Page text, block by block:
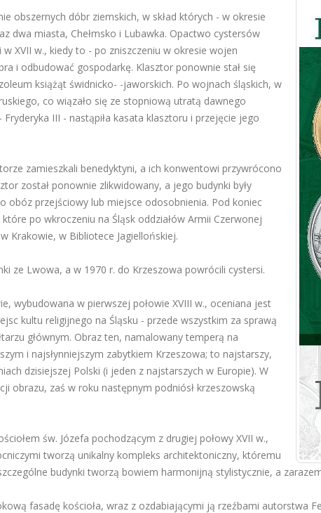
obszernych dóbr ziemskich, w skład których - w okresie
dwa miasta, Chełmsko i Lubawka. Opactwo cystersów
XVII w., kiedy to - po zniszczeniu w okresie wojen
i odbudować gospodarkę. Klasztor ponownie stał się
książąt świdnicko- -jaworskich. Po wojnach śląskich, w
co wiązało się ze stopniową utratą dawnego
III - nastąpiła kasata klasztoru i przejęcie jego
zamieszkali benedyktyni, a ich konwentowi przywrócono
został ponownie zlikwidowany, a jego budynki były
obóz przejściowy lub miejsce odosobnienia. Pod koniec
po wkroczeniu na Śląsk oddziałów Armii Czerwonej
Krakowie, w Bibliotece Jagiellońskiej.
ze Lwowa, a w 1970 r. do Krzeszowa powrócili cystersi.
wybudowana w pierwszej połowie XVIII w., oceniana jest
kultu religijnego na Śląsku - przede wszystkim za sprawą
głównym. Obraz ten, namalowany temperą na
i najsłynniejszym zabytkiem Krzeszowa; to najstarszy,
dzisiejszej Polski (i jeden z najstarszych w Europie). W
obrazu, zaś w roku następnym podniósł krzeszowską
św. Józefa pochodzącym z drugiej połowy XVII w.,
tworzą unikalny kompleks architektoniczny, któremu
budynki tworzą bowiem harmonijną stylistycznie, a
fasadę kościoła, wraz z ozdabiającymi ją rzeźbami autorstwa